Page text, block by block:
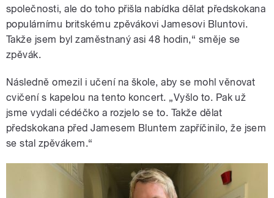
společnosti, ale do toho přišla nabídka dělat předskokana
populárnímu britskému zpěvákovi Jamesovi Bluntovi.
Takže jsem byl zaměstnaný asi 48 hodin,“ směje se
zpěvák.
Následně omezil i učení na škole, aby se mohl věnovat
cvičení s kapelou na tento koncert. „Vyšlo to. Pak už
jsme vydali cédéčko a rozjelo se to. Takže dělat
předskokana před Jamesem Bluntem zapříčinilo, že jsem
se stal zpěvákem.“